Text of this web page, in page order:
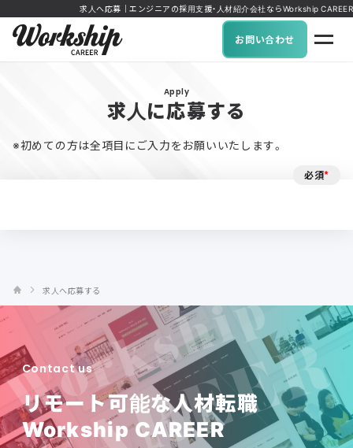
求人へ応募｜エンジニアの採用支援・人材紹介会社ならWorkship CAREER
お問い合わせ
Apply
求人に応募する
※初めての方は全項目にご入力をお願いいたします。
必須*
求人へ応募する
Contact us
リモート可能な人材転職
Workship CAREER